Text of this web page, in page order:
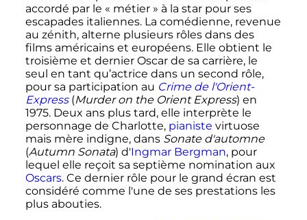
accordé par le « métier » à la star pour ses
escapades italiennes. La comédienne, revenue
au zénith, alterne plusieurs rôles dans des
films américains et européens. Elle obtient le
troisième et dernier Oscar de sa carrière, le
seul en tant qu’actrice dans un second rôle,
pour sa participation au Crime de l'Orient-
Express(Murder on the Orient Express) en
1975. Deux ans plus tard, elle interprète le
personnage de Charlotte, pianiste virtuose
mais mère indigne, dans Sonate d'automne
(Autumn Sonata) d'Ingmar Bergman, pour
lequel elle reçoit sa septième nomination aux
Oscars. Ce dernier rôle pour le grand écran est
considéré comme l'une de ses prestations les
plus abouties.